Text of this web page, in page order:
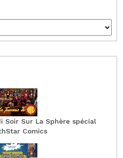
Soir Sur La Sphère spécial
Comics